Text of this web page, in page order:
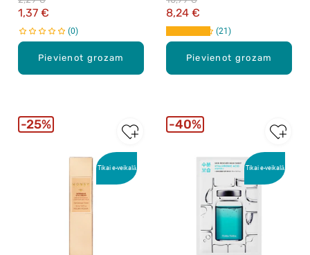
Pievienot grozam
1,37 €
0
Pievienot grozam
8,24 €
21
Tikai e-veikalā
25%
Tikai e-veikalā
40%